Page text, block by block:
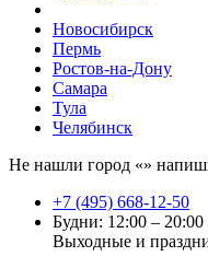
Новосибирск
Пермь
Ростов-на-Дону
Самара
Тула
Челябинск
Не нашли город «»
+7 (495) 668-12-50
Будни: 12:00 – 20:00
Выходные и